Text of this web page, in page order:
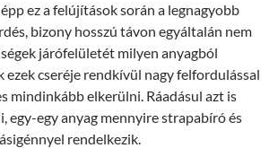
ez a felújítások során a legnagyobb
bizony hosszú távon egyáltalán nem
járófelületét milyen anyagból
cseréje rendkívül nagy felfordulással
mindinkább elkerülni. Ráadásul azt is
egy-egy anyag mennyire strapabíró és
rendelkezik.